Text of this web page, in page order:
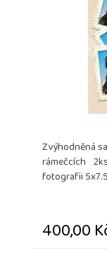
Zvýhodněná
rámečcích
fotografii
400,00